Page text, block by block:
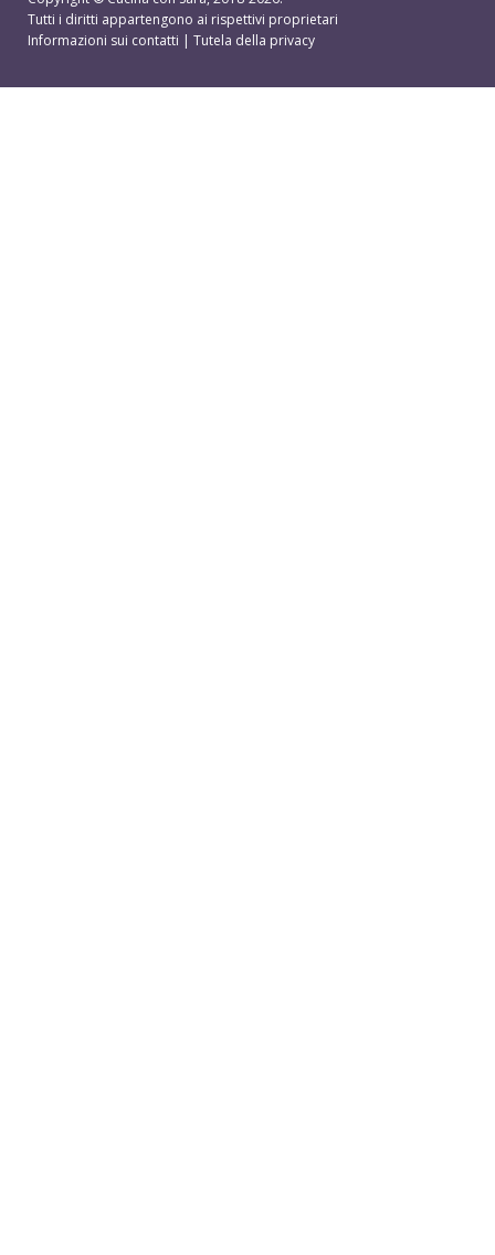
Tutti i diritti appartengono ai rispettivi proprietari
Informazioni sui contatti | Tutela della privacy